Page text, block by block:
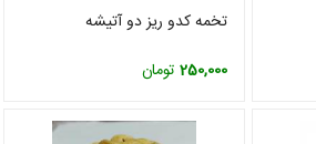
تخمه کدو ریز دو آتیشه
250,000 تومان